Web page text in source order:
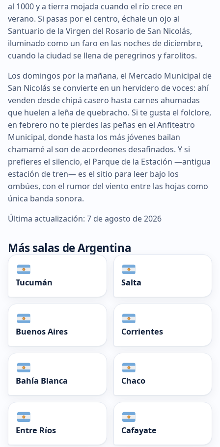
al 1000 y a tierra mojada cuando el río crece en
verano. Si pasas por el centro, échale un ojo al
Santuario de la Virgen del Rosario de San Nicolás,
iluminado como un faro en las noches de diciembre,
cuando la ciudad se llena de peregrinos y farolitos.
Los domingos por la mañana, el Mercado Municipal de
San Nicolás se convierte en un hervidero de voces: ahí
venden desde chipá casero hasta carnes ahumadas
que huelen a leña de quebracho. Si te gusta el folclore,
en febrero no te pierdes las peñas en el Anfiteatro
Municipal, donde hasta los más jóvenes bailan
chamamé al son de acordeones desafinados. Y si
prefieres el silencio, el Parque de la Estación —antigua
estación de tren— es el sitio para leer bajo los
ombúes, con el rumor del viento entre las hojas como
única banda sonora.
Última actualización: 7 de agosto de 2026
Más salas de Argentina
Tucumán Salta
Buenos Aires Corrientes
Bahía Blanca Chaco
Entre Ríos Cafayate